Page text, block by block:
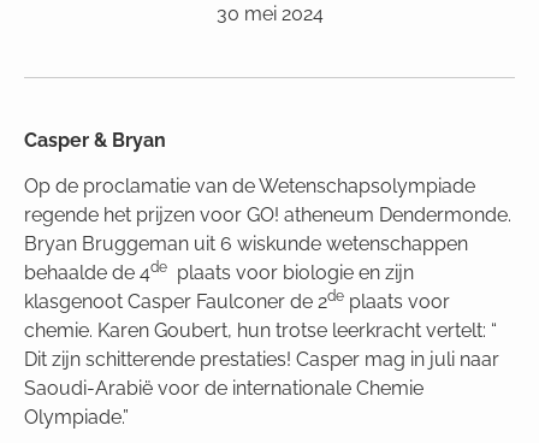
30 mei 2024
Casper & Bryan
Op de proclamatie van de Wetenschapsolympiade
regende het prijzen voor GO! atheneum Dendermonde.
Bryan Bruggeman uit 6 wiskunde wetenschappen
behaalde de 4de
plaats voor biologie en zijn
klasgenoot Casper Faulconer de 2de plaats voor
chemie. Karen Goubert, hun trotse leerkracht vertelt: “
Dit zijn schitterende prestaties! Casper mag in juli naar
Saoudi-Arabië voor de internationale Chemie
Olympiade.”